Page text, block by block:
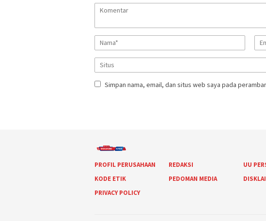
Simpan nama, email, dan situs web saya pada
PROFIL PERUSAHAAN REDAKSI
UU
KODE ETIK
PEDOMAN MEDIA
PRIVACY POLICY